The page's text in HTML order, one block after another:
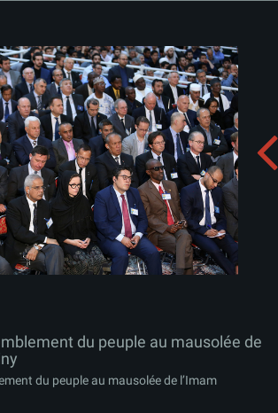
du peuple au mausolée de
Télécharger l'album:
du peuple au mausolée de
du peuple au mausolée de l’Imam